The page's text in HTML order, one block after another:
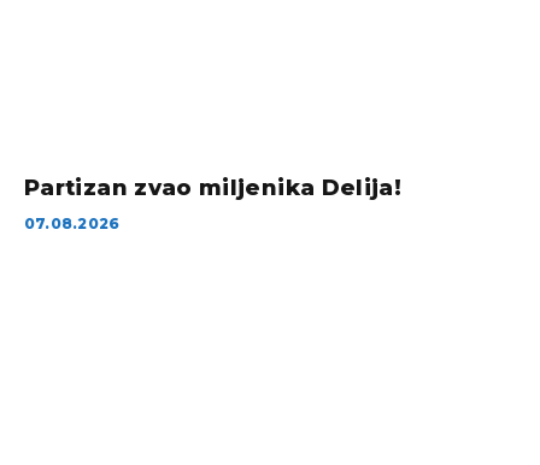
Partizan zvao miljenika Delija!
07.08.2026